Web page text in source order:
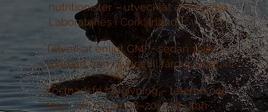
nutritionister –utvecklat av Mervue
Laboratories i Cork, Irland
Tillverkat enligt GMP+ sedan 1986 –
spårbart från råvara till färdig produkt
Kostnadsfri rådgivning –telefon och
mejl, alla dagar 08–20, helt utan